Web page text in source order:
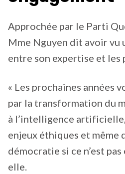
Approchée par le Parti
Mme Nguyen dit avoir vu
entre son expertise et
« Les prochaines années
par la transformation du
à l’intelligence
enjeux éthiques et même
démocratie si ce n’est
elle.